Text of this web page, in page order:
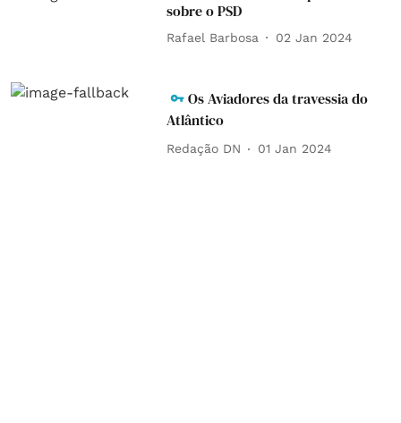
sobre o PSD
Rafael Barbosa 02 Jan 2024
Os Aviadores da travessia do
Atlântico
Redação DN 01 Jan 2024